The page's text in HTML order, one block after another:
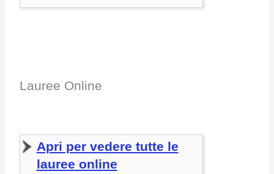
Lauree Online
Apri per vedere tutte le
lauree online